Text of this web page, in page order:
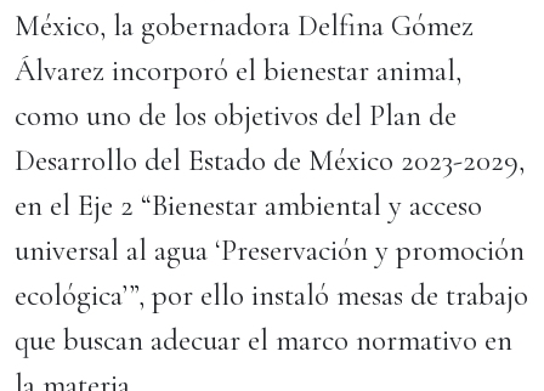
México, la gobernadora Delfina Gómez
Álvarez incorporó el bienestar animal,
como uno de los objetivos del Plan de
Desarrollo del Estado de México 2023-2029,
en el Eje 2 “Bienestar ambiental y acceso
universal al agua ‘Preservación y promoción
ecológica’”, por ello instaló mesas de trabajo
que buscan adecuar el marco normativo en